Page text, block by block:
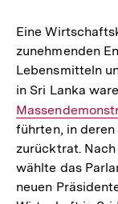
Eine
zunehmenden
Lebensmitteln
in Sri Lanka
führten, in
zurücktrat.
wählte das
neuen